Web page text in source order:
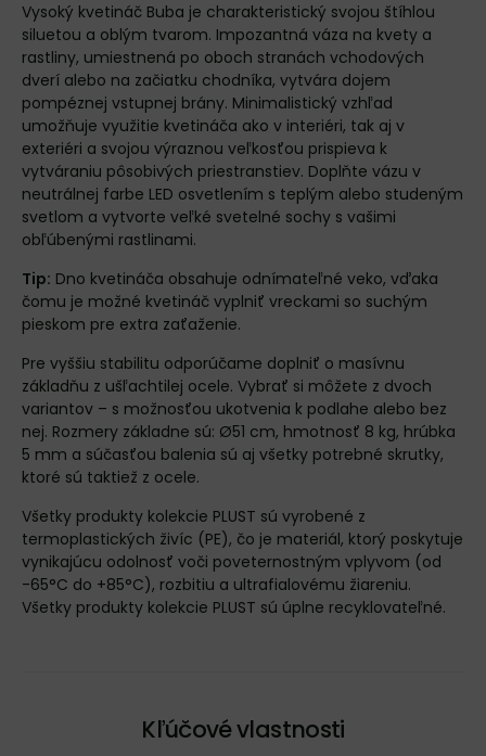
Vysoký kvetináč Buba je charakteristický svojou štíhlou
siluetou a oblým tvarom. Impozantná váza na kvety a
rastliny, umiestnená po oboch stranách vchodových
dverí alebo na začiatku chodníka, vytvára dojem
pompéznej vstupnej brány. Minimalistický vzhľad
umožňuje využitie kvetináča ako v interiéri, tak aj v
exteriéri a svojou výraznou veľkosťou prispieva k
vytváraniu pôsobivých priestranstiev. Doplňte vázu v
neutrálnej farbe LED osvetlením s teplým alebo studeným
svetlom a vytvorte veľké svetelné sochy s vašimi
obľúbenými rastlinami.
Tip: Dno kvetináča obsahuje odnímateľné veko, vďaka
čomu je možné kvetináč vyplniť vreckami so suchým
pieskom pre extra zaťaženie.
Pre vyššiu stabilitu odporúčame doplniť o masívnu
základňu z ušľachtilej ocele. Vybrať si môžete z dvoch
variantov – s možnosťou ukotvenia k podlahe alebo bez
nej. Rozmery základne sú: Ø51 cm, hmotnosť 8 kg, hrúbka
5 mm a súčasťou balenia sú aj všetky potrebné skrutky,
ktoré sú taktiež z ocele.
Všetky produkty kolekcie PLUST sú vyrobené z
termoplastických živíc (PE), čo je materiál, ktorý poskytuje
vynikajúcu odolnosť voči poveternostným vplyvom (od
-65°C do +85°C), rozbitiu a ultrafialovému žiareniu.
Všetky produkty kolekcie PLUST sú úplne recyklovateľné.
Kľúčové vlastnosti